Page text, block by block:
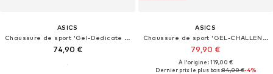
ASICS
Chaussure de sport 'Gel-Dedicate 9'
74,90 €
ASICS
Chaussure de sport 'GEL-CHALLENGER 15'
79,90 €
À l'origine : 119,00 €
Dernier prix le plus bas :84,00 €-4%